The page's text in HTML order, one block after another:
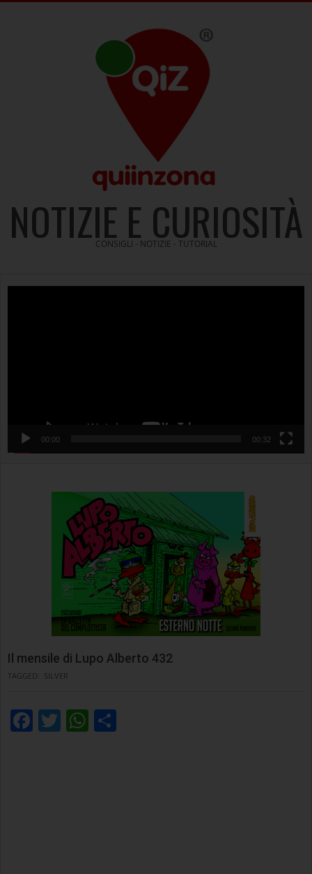
NOTIZIE E CURIOSITÀ
CONSIGLI - NOTIZIE - TUTORIAL
00:00 00:32
Il mensile di Lupo Alberto 432
TAGGED: SILVER
Facebook
TwitterWhatsApp